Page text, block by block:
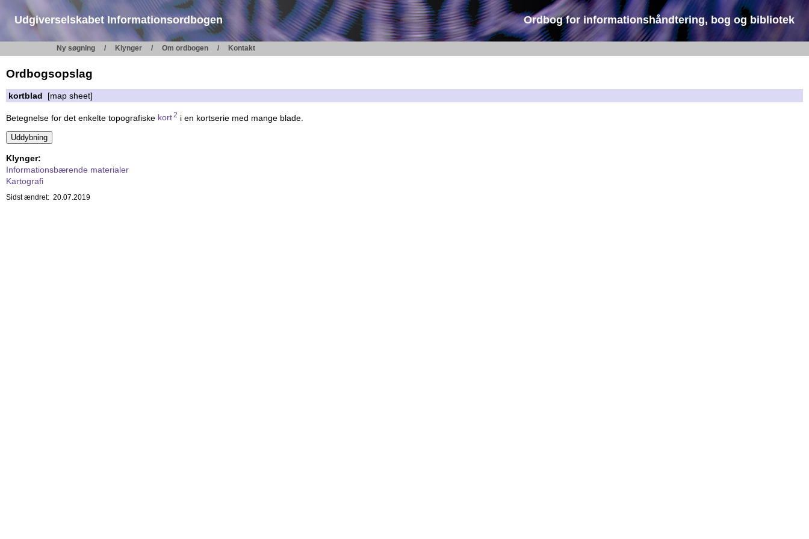
Udgiverselskabet Informationsordbogen Ordbog for informationshåndtering, bog og bibliotek
Ny søgning Klynger Om ordbogen Kontakt
Ordbogsopslag
kortblad [map sheet]
Betegnelse for det enkelte topografiske kort2 i en kortserie med mange blade.
Klynger:
Informationsbærende materialer
Kartografi
Sidst ændret: 20.07.2019